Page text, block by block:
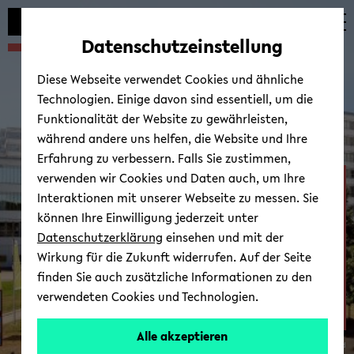
Automatische
vermeiden
zum
wechseln
zum
wechseln
zum
wechseln
Sei­ten­ti­tel
© Uni­ver­si­tät Bie­le­feld
Datenschutzeinstellung
Diese Webseite verwendet Cookies und ähnliche
Technologien. Einige davon sind essentiell, um die
Funktionalität der Website zu gewährleisten,
während andere uns helfen, die Website und Ihre
Erfahrung zu verbessern. Falls Sie zustimmen,
verwenden wir Cookies und Daten auch, um Ihre
Interaktionen mit unserer Webseite zu messen. Sie
können Ihre Einwilligung jederzeit unter
Datenschutzerklärung einsehen und mit der
Wirkung für die Zukunft widerrufen. Auf der Seite
finden Sie auch zusätzliche Informationen zu den
verwendeten Cookies und Technologien.
Alle akzeptieren